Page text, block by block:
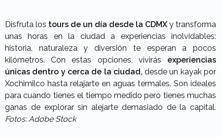
Disfruta los tours de un día desde la CDMX y transforma
unas horas en la ciudad a experiencias inolvidables:
historia, naturaleza y diversión te esperan a pocos
kilómetros. Con estas opciones, vivirás experiencias
únicas dentro y cerca de la ciudad, desde un kayak por
Xochimilco hasta relajarte en aguas termales. Son ideales
para cuando tienes el tiempo medido pero tienes muchas
ganas de explorar sin alejarte demasiado de la capital.
Fotos: Adobe Stock